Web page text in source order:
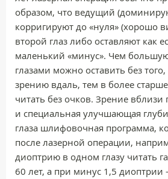
образом, что ведущий
корригируют до «нуля» (хорошо
второй глаз либо оставляют как
маленький «минус». Чем
глазами можно оставить без
зрению вдаль, тем в более
читать без очков. Зрение вблизи
и специальная улучшающая
глаза шлифовочная программа,
после лазерной операции,
диоптрию в одном глазу читать
60 лет, а при минус 1,5 диоптрии